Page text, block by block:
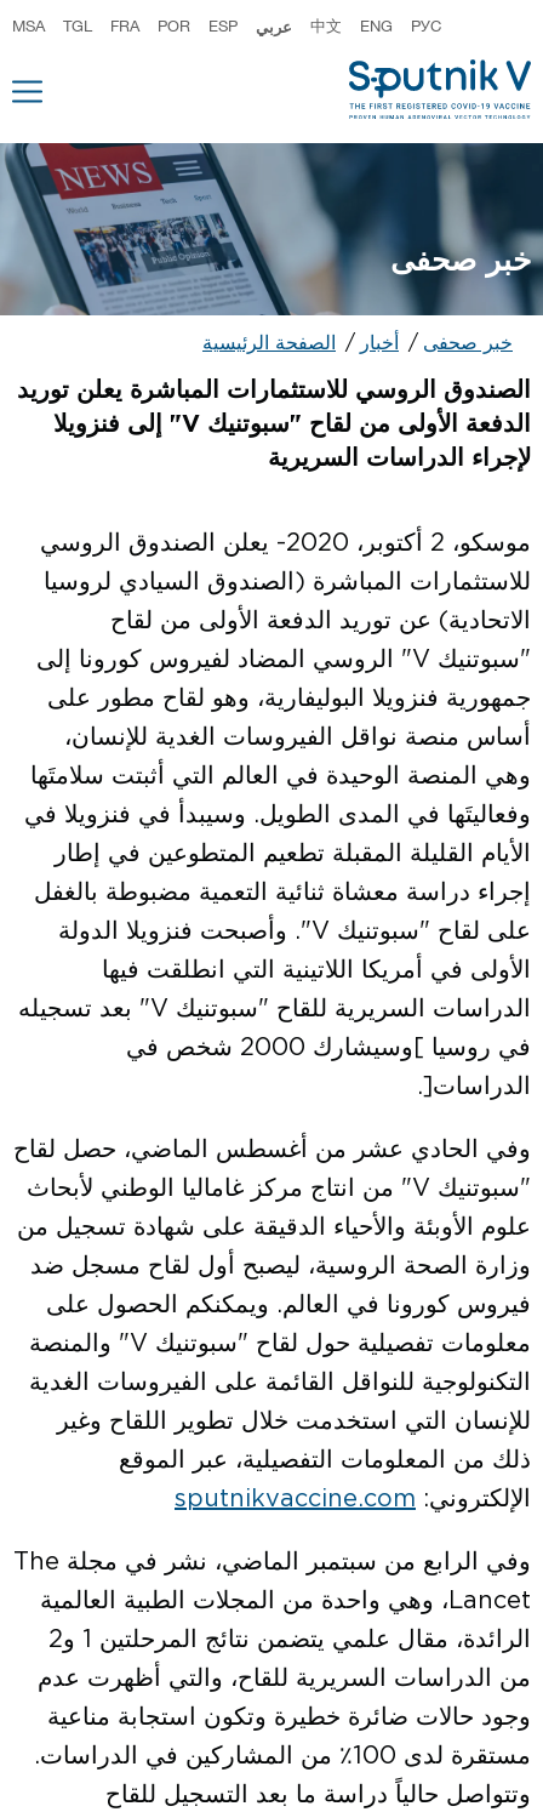
РУС
ENG
中文 عربي ESP
POR
FRA
TGL
MSA
خبر صحفى
الصفحة الرئيسية أخبار خبر صحفى
الصندوق الروسي للاستثمارات المباشرة يعلن توريد
الدفعة الأولى من لقاح "سبوتنيك V" إلى فنزويلا
لإجراء الدراسات السريرية
موسكو، 2 أكتوبر، 2020- يعلن الصندوق الروسي
للاستثمارات المباشرة (الصندوق السيادي لروسيا
الاتحادية) عن توريد الدفعة الأولى من لقاح
"سبوتنيك V" الروسي المضاد لفيروس كورونا إلى
جمهورية فنزويلا البوليفارية، وهو لقاح مطور على
أساس منصة نواقل الفيروسات الغدية للإنسان،
وهي المنصة الوحيدة في العالم التي أثبتت سلامتَها
وفعاليتَها في المدى الطويل. وسيبدأ في فنزويلا في
الأيام القليلة المقبلة تطعيم المتطوعين في إطار
إجراء دراسة معشاة ثنائية التعمية مضبوطة بالغفل
على لقاح "سبوتنيك V". وأصبحت فنزويلا الدولة
الأولى في أمريكا اللاتينية التي انطلقت فيها
الدراسات السريرية للقاح "سبوتنيك V" بعد تسجيله
في روسيا ]وسيشارك 2000 شخص في
الدراسات[.
وفي الحادي عشر من أغسطس الماضي، حصل لقاح
"سبوتنيك V" من انتاج مركز غاماليا الوطني لأبحاث
علوم الأوبئة والأحياء الدقيقة على شهادة تسجيل من
وزارة الصحة الروسية، ليصبح أول لقاح مسجل ضد
فيروس كورونا في العالم. ويمكنكم الحصول على
معلومات تفصيلية حول لقاح "سبوتنيك V" والمنصة
التكنولوجية للنواقل القائمة على الفيروسات الغدية
للإنسان التي استخدمت خلال تطوير اللقاح وغير
ذلك من المعلومات التفصيلية، عبر الموقع
الإلكتروني: sputnikvaccine.com
وفي الرابع من سبتمبر الماضي، نشر في مجلة The
Lancet، وهي واحدة من المجلات الطبية العالمية
الرائدة، مقال علمي يتضمن نتائج المرحلتين 1 و2
من الدراسات السريرية للقاح، والتي أظهرت عدم
وجود حالات ضائرة خطيرة وتكون استجابة مناعية
مستقرة لدى 100٪ من المشاركين في الدراسات.
وتتواصل حالياً دراسة ما بعد التسجيل للقاح